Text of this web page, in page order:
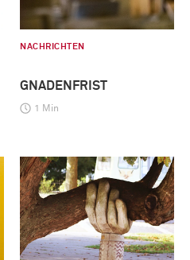
NACHRICHTEN
GNADENFRIST
1 Min